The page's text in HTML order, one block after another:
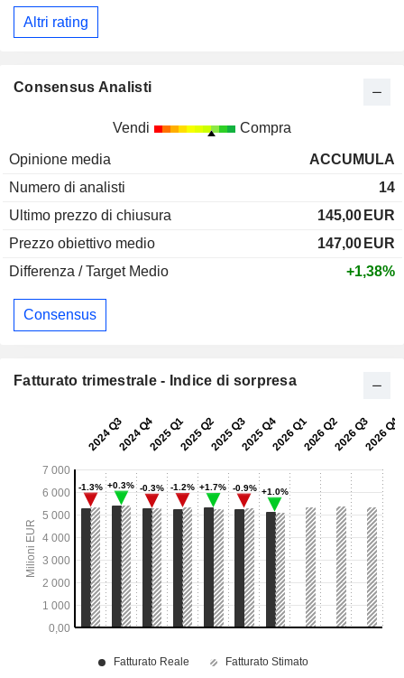
Altri rating
Consensus Analisti
Vendi Compra
Opinione media
ACCUMULA
Numero di analisti
14
Ultimo prezzo di chiusura
145,00 EUR
Prezzo obiettivo medio
147,00 EUR
Differenza / Target Medio
+1,38%
Consensus
Fatturato trimestrale - Indice di sorpresa